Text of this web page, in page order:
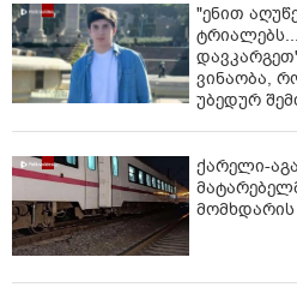
"ენით
ვინაობა,
უბედურ
ქარელი-